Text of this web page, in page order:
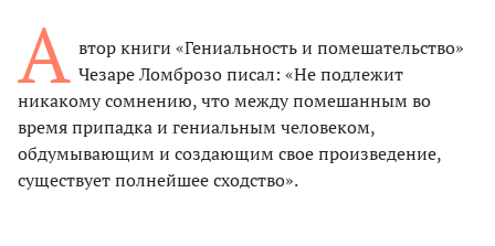
А втор книги «Гениальность и помешательство»
Чезаре Ломброзо писал: «Не подлежит
никакому сомнению, что между помешанным во
время припадка и гениальным человеком,
обдумывающим и создающим свое произведение,
существует полнейшее сходство».